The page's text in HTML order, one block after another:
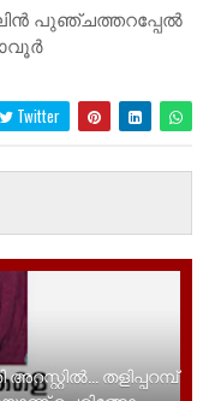
പുഞ്ചത്തറപ്പേൽ
Twitter
തളിപ്പറമ്പ്